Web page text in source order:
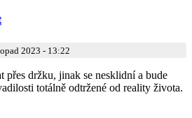
2023 - 13:22
přes držku, jinak se nesklidní a bude
totálně odtržené od reality života.